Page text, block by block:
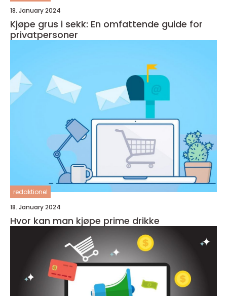
18. January 2024
Kjøpe grus i sekk: En omfattende guide for
privatpersoner
redaktionel
18. January 2024
Hvor kan man kjøpe prime drikke